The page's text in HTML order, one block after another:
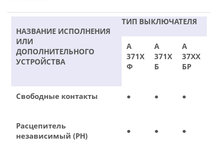
НАЗВАНИЕ ИСПОЛНЕНИЯ
ИЛИ
ДОПОЛНИТЕЛЬНОГО
УСТРОЙСТВА
ТИП ВЫКЛЮЧАТЕЛЯ
А
371Х
Ф
А
371Х
Б
А
37ХХ
БР
Свободные контакты ● ● ●
Расцепитель
независимый (РН)
● ● ●